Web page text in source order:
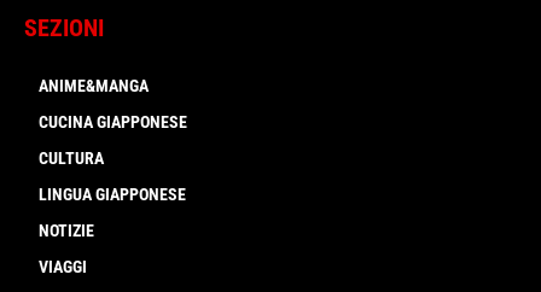
SEZIONI
ANIME&MANGA
CUCINA GIAPPONESE
CULTURA
LINGUA GIAPPONESE
NOTIZIE
VIAGGI